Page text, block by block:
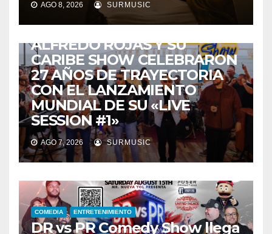
AGO 8, 2026 SURMUSIC
ENTRETENIMIENTO
ALFREDO ROJAS Y SU
CARIBE SHOW CELEBRARON
27 AÑOS DE TRAYECTORIA
CON EL LANZAMIENTO
MUNDIAL DE SU «LIVE
SESSION #1»
AGO 7, 2026 SURMUSIC
COMEDIA ENTRETENIMIENTO
DR vs PR Comedy Show llega